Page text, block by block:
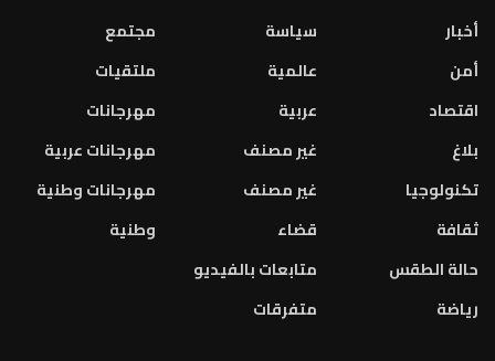
أخبار
أمن
اقتصاد
بلاغ
تكنولوجيا
ثقافة
حالة الطقس
رياضة
سياسة
عالمية
عربية
غير مصنف
غير مصنف
قضاء
متابعات بالفيديو
متفرقات
مجتمع
ملتقيات
مهرجانات
مهرجانات عربية
مهرجانات وطنية
وطنية